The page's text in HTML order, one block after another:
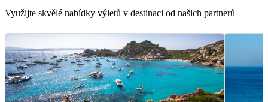
Využijte skvělé nabídky výletů v destinaci od našich partnerů